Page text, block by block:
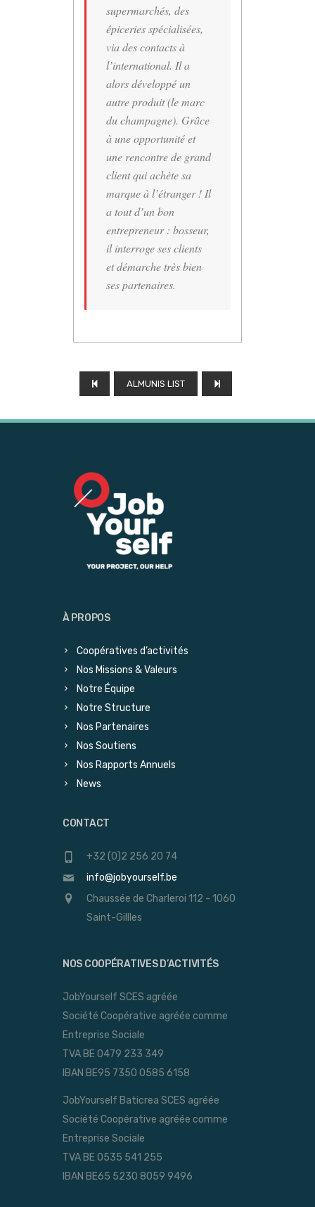
supermarchés, des
épiceries spécialisées,
via des contacts à
l’international. Il a
alors développé un
autre produit (le marc
du champagne). Grâce
à une opportunité et
une rencontre de grand
client qui achète sa
marque à l’étranger ! Il
a tout d’un bon
entrepreneur : bosseur,
il interroge ses clients
et démarche très bien
ses partenaires.
ALMUNIS LIST
À PROPOS
Coopératives d’activités
Nos Missions & Valeurs
Notre Équipe
Notre Structure
Nos Partenaires
Nos Soutiens
Nos Rapports Annuels
News
CONTACT
+32 (0)2 256 20 74
info@jobyourself.be
Chaussée de Charleroi 112 - 1060
Saint-Gillles
NOS COOPÉRATIVES D’ACTIVITÉS
JobYourself SCES agréée
Société Coopérative agréée comme
Entreprise Sociale
TVA BE 0479 233 349
IBAN BE95 7350 0585 6158
JobYourself Baticrea SCES agréée
Société Coopérative agréée comme
Entreprise Sociale
TVA BE 0535 541 255
IBAN BE65 5230 8059 9496